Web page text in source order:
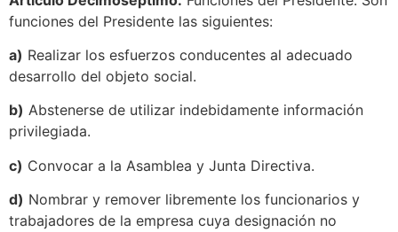
funciones del Presidente las siguientes:
a) Realizar los esfuerzos conducentes al adecuado
desarrollo del objeto social.
b) Abstenerse de utilizar indebidamente información
privilegiada.
c) Convocar a la Asamblea y Junta Directiva.
d) Nombrar y remover libremente los funcionarios y
trabajadores de la empresa cuya designación no